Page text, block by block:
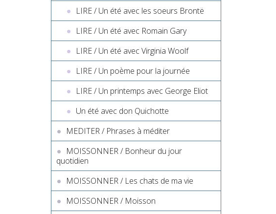
LIRE / Un été avec les soeurs Brontë
LIRE / Un été avec Romain Gary
LIRE / Un été avec Virginia Woolf
LIRE / Un poème pour la journée
LIRE / Un printemps avec George Eliot
Un été avec don Quichotte
MEDITER / Phrases à méditer
MOISSONNER / Bonheur du jour
quotidien
MOISSONNER / Les chats de ma vie
MOISSONNER / Moisson